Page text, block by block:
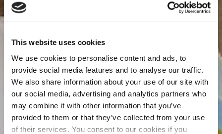
This website uses cookies
We use cookies to personalise content and ads, to
provide social media features and to analyse our traffic.
We also share information about your use of our site with
our social media, advertising and analytics partners who
may combine it with other information that you’ve
provided to them or that they’ve collected from your use
of their services. You consent to our cookies if you